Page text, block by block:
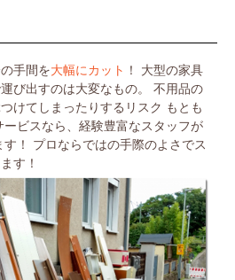
手間を大幅にカット ！
大型の家具
び出すのは大変なもの。
不用品の
けてしまったりするリスク もとも
ービスなら、経験豊富なスタッフが
！
プロならではの手際のよさでス
す！